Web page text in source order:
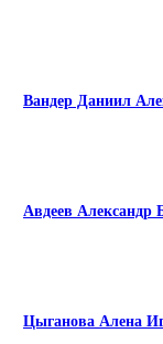
Вандер Даниил
Авдеев Александр
Цыганова Алена